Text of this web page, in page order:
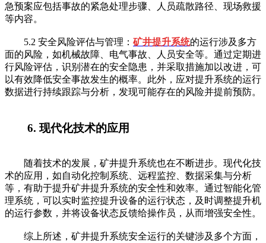
急预案应包括事故的紧急处理步骤、人员疏散路径、现场救援
等内容。
5.2 安全风险评估与管理： 矿井提升系统的运行涉及多方
面的风险，如机械故障、电气事故、人员安全等。通过定期进
行风险评估，识别潜在的安全隐患，并采取措施加以改进，可
以有效降低安全事故发生的概率。此外，应对提升系统的运行
数据进行持续跟踪与分析，发现可能存在的风险并提前预防。
6. 现代化技术的应用
随着技术的发展，矿井提升系统也在不断进步。现代化技
术的应用，如自动化控制系统、远程监控、数据采集与分析
等，有助于提升矿井提升系统的安全性和效率。通过智能化管
理系统，可以实时监控提升设备的运行状态，及时调整提升机
的运行参数，并将设备状态反馈给操作员，从而增强安全性。
综上所述，矿井提升系统安全运行的关键涉及多个方面，